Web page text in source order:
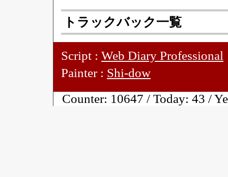
トラックバック一覧
Script : Web Diary Professional
Painter : Shi-dow
Counter: 10647 / Today: 43 /